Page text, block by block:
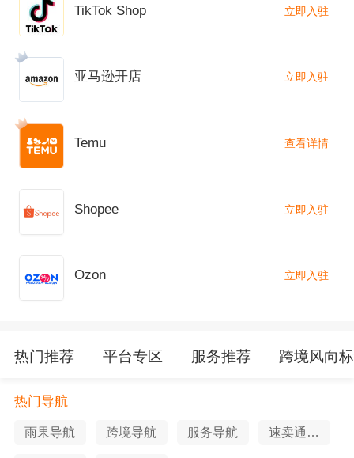
TikTok Shop 立即入驻
亚马逊开店 立即入驻
Temu 查看详情
Shopee 立即入驻
Ozon 立即入驻
热门推荐 平台专区 服务推荐 跨境风向标
热门导航
雨果导航 跨境导航 服务导航
速卖通导